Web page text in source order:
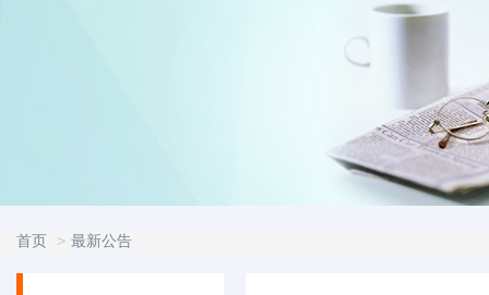
首页 最新公告